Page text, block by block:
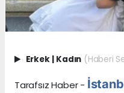
Erkek | Kadın (Haberi
Tarafsız Haber -